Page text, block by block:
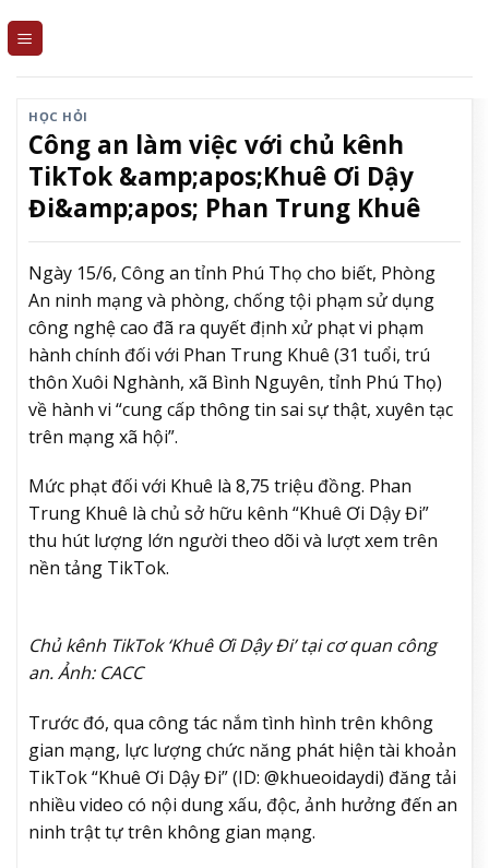
HỌC HỎI
Công an làm việc với chủ kênh
TikTok &amp;apos;Khuê Ơi Dậy
Đi&amp;apos; Phan Trung Khuê
Ngày 15/6, Công an tỉnh Phú Thọ cho biết, Phòng
An ninh mạng và phòng, chống tội phạm sử dụng
công nghệ cao đã ra quyết định xử phạt vi phạm
hành chính đối với Phan Trung Khuê (31 tuổi, trú
thôn Xuôi Nghành, xã Bình Nguyên, tỉnh Phú Thọ)
về hành vi “cung cấp thông tin sai sự thật, xuyên tạc
trên mạng xã hội”.
Mức phạt đối với Khuê là 8,75 triệu đồng. Phan
Trung Khuê là chủ sở hữu kênh “Khuê Ơi Dậy Đi”
thu hút lượng lớn người theo dõi và lượt xem trên
nền tảng TikTok.
Chủ kênh TikTok ‘Khuê Ơi Dậy Đi’ tại cơ quan công
an. Ảnh: CACC
Trước đó, qua công tác nắm tình hình trên không
gian mạng, lực lượng chức năng phát hiện tài khoản
TikTok “Khuê Ơi Dậy Đi” (ID: @khueoidaydi) đăng tải
nhiều video có nội dung xấu, độc, ảnh hưởng đến an
ninh trật tự trên không gian mạng.